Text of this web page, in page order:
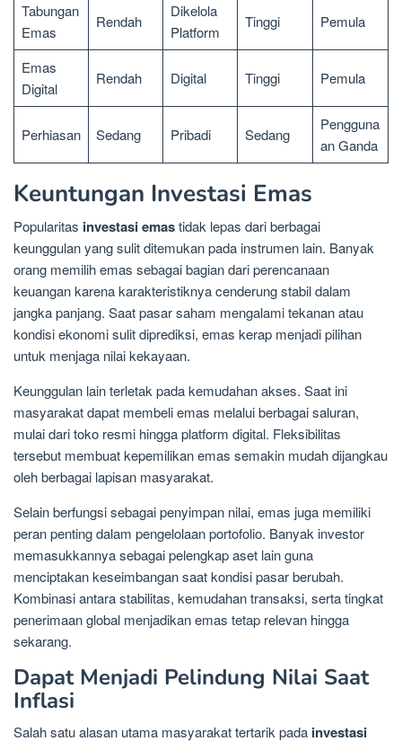
Tabungan
Emas
Rendah
Dikelola
Platform
Tinggi Pemula
Emas
Digital
Rendah Digital Tinggi Pemula
Perhiasan Sedang Pribadi Sedang
Pengguna
an Ganda
Keuntungan Investasi Emas
Popularitas investasi emastidak lepas dari berbagai
keunggulan yang sulit ditemukan pada instrumen lain. Banyak
orang memilih emas sebagai bagian dari perencanaan
keuangan karena karakteristiknya cenderung stabil dalam
jangka panjang. Saat pasar saham mengalami tekanan atau
kondisi ekonomi sulit diprediksi, emas kerap menjadi pilihan
untuk menjaga nilai kekayaan.
Keunggulan lain terletak pada kemudahan akses. Saat ini
masyarakat dapat membeli emas melalui berbagai saluran,
mulai dari toko resmi hingga platform digital. Fleksibilitas
tersebut membuat kepemilikan emas semakin mudah dijangkau
oleh berbagai lapisan masyarakat.
Selain berfungsi sebagai penyimpan nilai, emas juga memiliki
peran penting dalam pengelolaan portofolio. Banyak investor
memasukkannya sebagai pelengkap aset lain guna
menciptakan keseimbangan saat kondisi pasar berubah.
Kombinasi antara stabilitas, kemudahan transaksi, serta tingkat
penerimaan global menjadikan emas tetap relevan hingga
sekarang.
Dapat Menjadi Pelindung Nilai Saat
Inflasi
Salah satu alasan utama masyarakat tertarik pada investasi